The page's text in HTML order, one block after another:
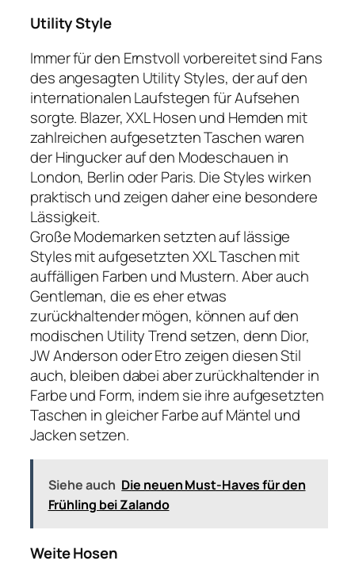
Utility Style
Immer für den Ernstvoll vorbereitet sind Fans
des angesagten Utility Styles, der auf den
internationalen Laufstegen für Aufsehen
sorgte. Blazer, XXL Hosen und Hemden mit
zahlreichen aufgesetzten Taschen waren
der Hingucker auf den Modeschauen in
London, Berlin oder Paris. Die Styles wirken
praktisch und zeigen daher eine besondere
Lässigkeit.
Große Modemarken setzten auf lässige
Styles mit aufgesetzten XXL Taschen mit
auffälligen Farben und Mustern. Aber auch
Gentleman, die es eher etwas
zurückhaltender mögen, können auf den
modischen Utility Trend setzen, denn Dior,
JW Anderson oder Etro zeigen diesen Stil
auch, bleiben dabei aber zurückhaltender in
Farbe und Form, indem sie ihre aufgesetzten
Taschen in gleicher Farbe auf Mäntel und
Jacken setzen.
Siehe auch Die neuen Must-Haves für den
Frühling bei Zalando
Weite Hosen